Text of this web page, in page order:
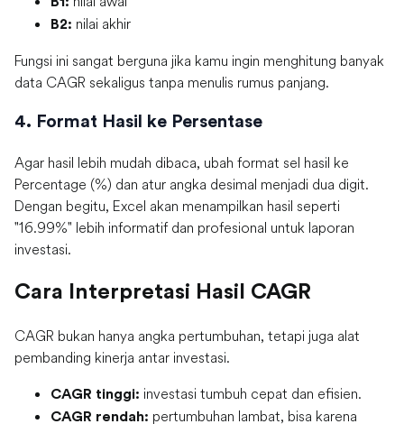
B2: nilai akhir
Fungsi ini sangat berguna jika kamu ingin menghitung banyak
data CAGR sekaligus tanpa menulis rumus panjang.
4. Format Hasil ke Persentase
Agar hasil lebih mudah dibaca, ubah format sel hasil ke
Percentage (%) dan atur angka desimal menjadi dua digit.
Dengan begitu, Excel akan menampilkan hasil seperti
"16.99%" lebih informatif dan profesional untuk laporan
investasi.
Cara Interpretasi Hasil CAGR
CAGR bukan hanya angka pertumbuhan, tetapi juga alat
pembanding kinerja antar investasi.
CAGR tinggi: investasi tumbuh cepat dan efisien.
CAGR rendah: pertumbuhan lambat, bisa karena